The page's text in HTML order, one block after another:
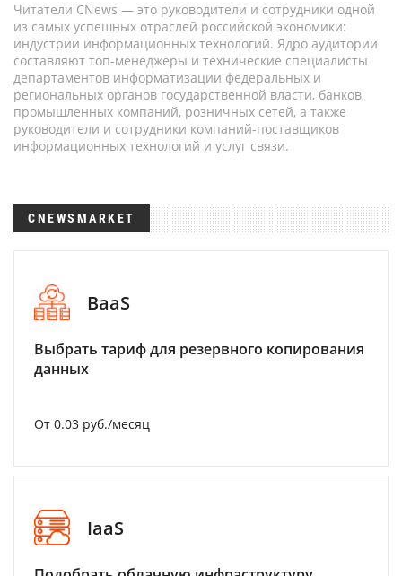
Читатели CNews — это руководители и сотрудники одной
из самых успешных отраслей российской экономики:
индустрии информационных технологий. Ядро аудитории
составляют топ-менеджеры и технические специалисты
департаментов информатизации федеральных и
региональных органов государственной власти, банков,
промышленных компаний, розничных сетей, а также
руководители и сотрудники компаний-поставщиков
информационных технологий и услуг связи.
CNEWSMARKET
BaaS
Выбрать тариф для резервного копирования
данных
От 0.03 руб./месяц
IaaS